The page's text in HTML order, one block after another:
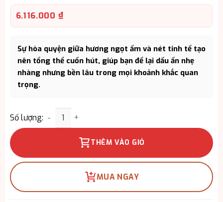
6.116.000 ₫
Sự hòa quyện giữa hương ngọt ấm và nét tinh tế tạo
nên tổng thể cuốn hút, giúp bạn để lại dấu ấn nhẹ
nhàng nhưng bền lâu trong mọi khoảnh khắc quan
trọng.
Số lượng: Giftset Burberry Goddess EDP 3PCS - Trải
THÊM VÀO GIỎ
MUA NGAY